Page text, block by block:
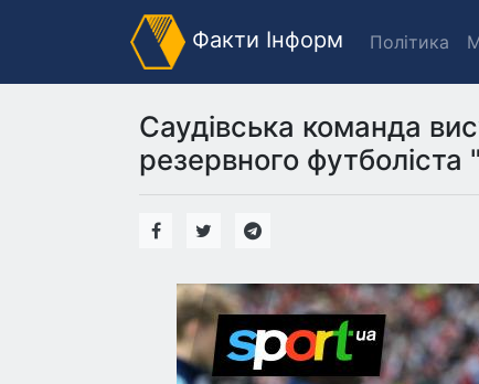
Факти Інформ Політика
Саудівська команда
резервного футболіста